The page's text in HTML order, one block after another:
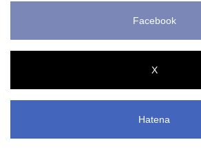
Facebook
X
Hatena